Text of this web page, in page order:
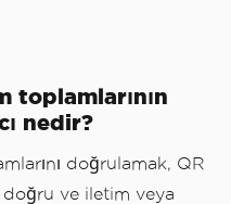
toplamlarının
nedir?
doğrulamak, QR
ve iletim veya